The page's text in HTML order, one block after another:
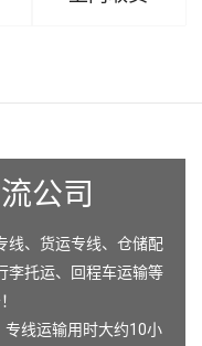
公司
线、货运专线、仓储配
李托运、回程车运输等
线运输用时大约10小